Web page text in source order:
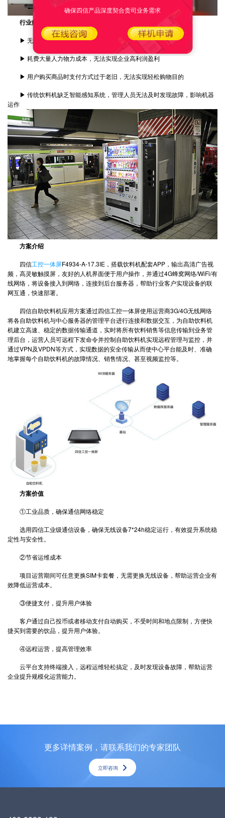
行业痛点
▶ 无法实时监测机器运行状态、交易数据等信息
▶ 耗费大量人力物力成本，无法实现企业高利润盈利
▶ 用户购买商品时支付方式过于老旧，无法实现轻松购物目的
▶ 传统饮料机缺乏智能感知系统，管理人员无法及时发现故障，影响机器
运作
方案介绍
四信工控一体屏F4934-A-17.3IE，搭载饮料机配套APP，输出高清广告视
频，高灵敏触摸屏，友好的人机界面便于用户操作，并通过4G蜂窝网络/WiFi/有
线网络，将设备接入到网络，连接到后台服务器，帮助行业客户实现设备的联
网互通，快速部署。
四信自助饮料机应用方案通过四信工控一体屏使用运营商3G/4G无线网络
将各自助饮料机与中心服务器的管理平台进行连接和数据交互，为自助饮料机
机建立高速、稳定的数据传输通道，实时将所有饮料销售等信息传输到业务管
理后台，运营人员可远程下发命令并控制自助饮料机实现远程管理与监控，并
通过VPN及VPDN等方式，实现数据的安全传输从而使中心平台能及时、准确
地掌握每个自助饮料机的故障情况、销售情况、甚至视频监控等。
方案价值
①工业品质，确保通信网络稳定
选用四信工业级通信设备，确保无线设备7*24h稳定运行，有效提升系统稳
定性与安全性。
②节省运维成本
项目运营期间可任意更换SIM卡套餐，无需更换无线设备，帮助运营企业有
效降低运营成本。
③便捷支付，提升用户体验
客户通过自己投币或者移动支付自动购买，不受时间和地点限制，方便快
捷买到需要的饮品，提升用户体验。
④远程运营，提高管理效率
云平台支持终端接入，远程运维轻松搞定，及时发现设备故障，帮助运营
企业提升规模化运营能力。
更多详情案例，请联系我们的专家团队
立即咨询
确保四信产品深度契合贵司业务需求